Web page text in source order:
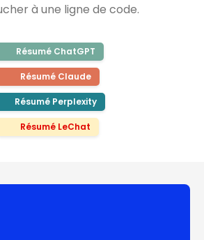
à une ligne de code.
Résumé ChatGPT
Résumé Claude
Résumé Perplexity
Résumé LeChat